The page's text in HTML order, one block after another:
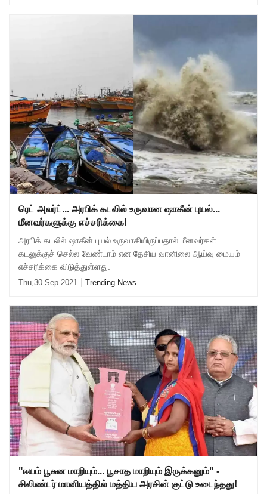
ரெட் அலர்ட்... அரபிக் கடலில் உருவான ஷாகீன் புயல்...
மீனவர்களுக்கு எச்சரிக்கை!
அரபிக் கடலில் ஷாகீன் புயல் உருவாகியிருப்பதால் மீனவர்கள்
கடலுக்குச் செல்ல வேண்டாம் என தேசிய வானிலை ஆய்வு மையம்
எச்சரிக்கை விடுத்துள்ளது.
Thu,30 Sep 2021 Trending News
"ஈயம் பூசுன மாறியும்... பூசாத மாறியும் இருக்கனும்" -
சிலிண்டர் மானியத்தில் மத்திய அரசின் குட்டு உடைந்தது!